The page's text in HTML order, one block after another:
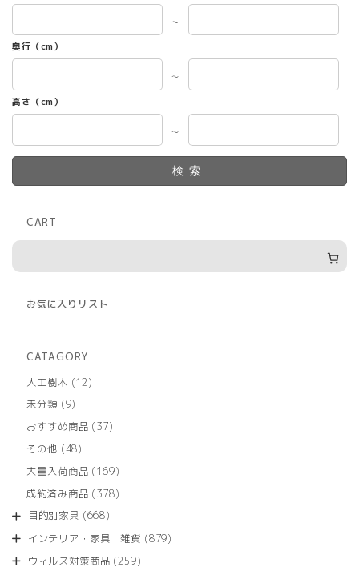
～
奥行（cm）
～
高さ（cm）
～
検索
CART
お気に入りリスト
CATAGORY
人工樹木
1212
商
未分類 99
の
商
おすすめ商品 3737
商
その他 4848
の
商
大量入荷商品 169169
の
成約済み商品 378378
商
目的別家具 668668
の
商
インテリア・家具・雑貨 879879
ウィルス対策商品 259259